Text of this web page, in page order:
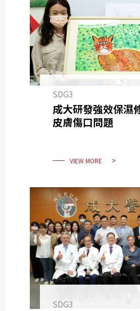
SDG3
成大研發強效保濕
皮膚傷口問題
VIEW MORE
SDG3